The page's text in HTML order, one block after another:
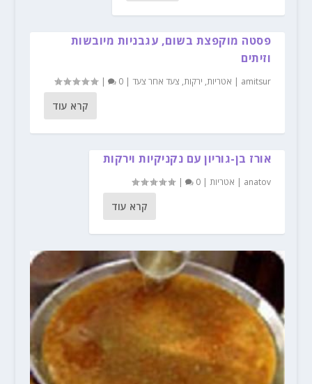
פסטה מוקפצת בשום, עגבניות מיובשות
וזיתים
amitsur
| אטריות, ירקות, צעד אחר צעד|
0
|
קרא עוד
אורז בן-גוריון עם נקניקיות וירקות
anatov
| אטריות|
0
|
קרא עוד